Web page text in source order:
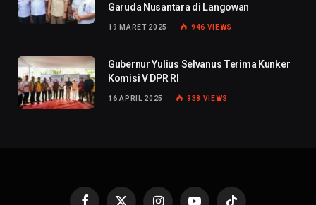
Garuda Nusantara di Langowan
19 MARET 2025 946 VIEWS
Gubernur Yulius Selvanus Terima Kunker
Komisi V DPR RI
16 APRIL 2025 938 VIEWS